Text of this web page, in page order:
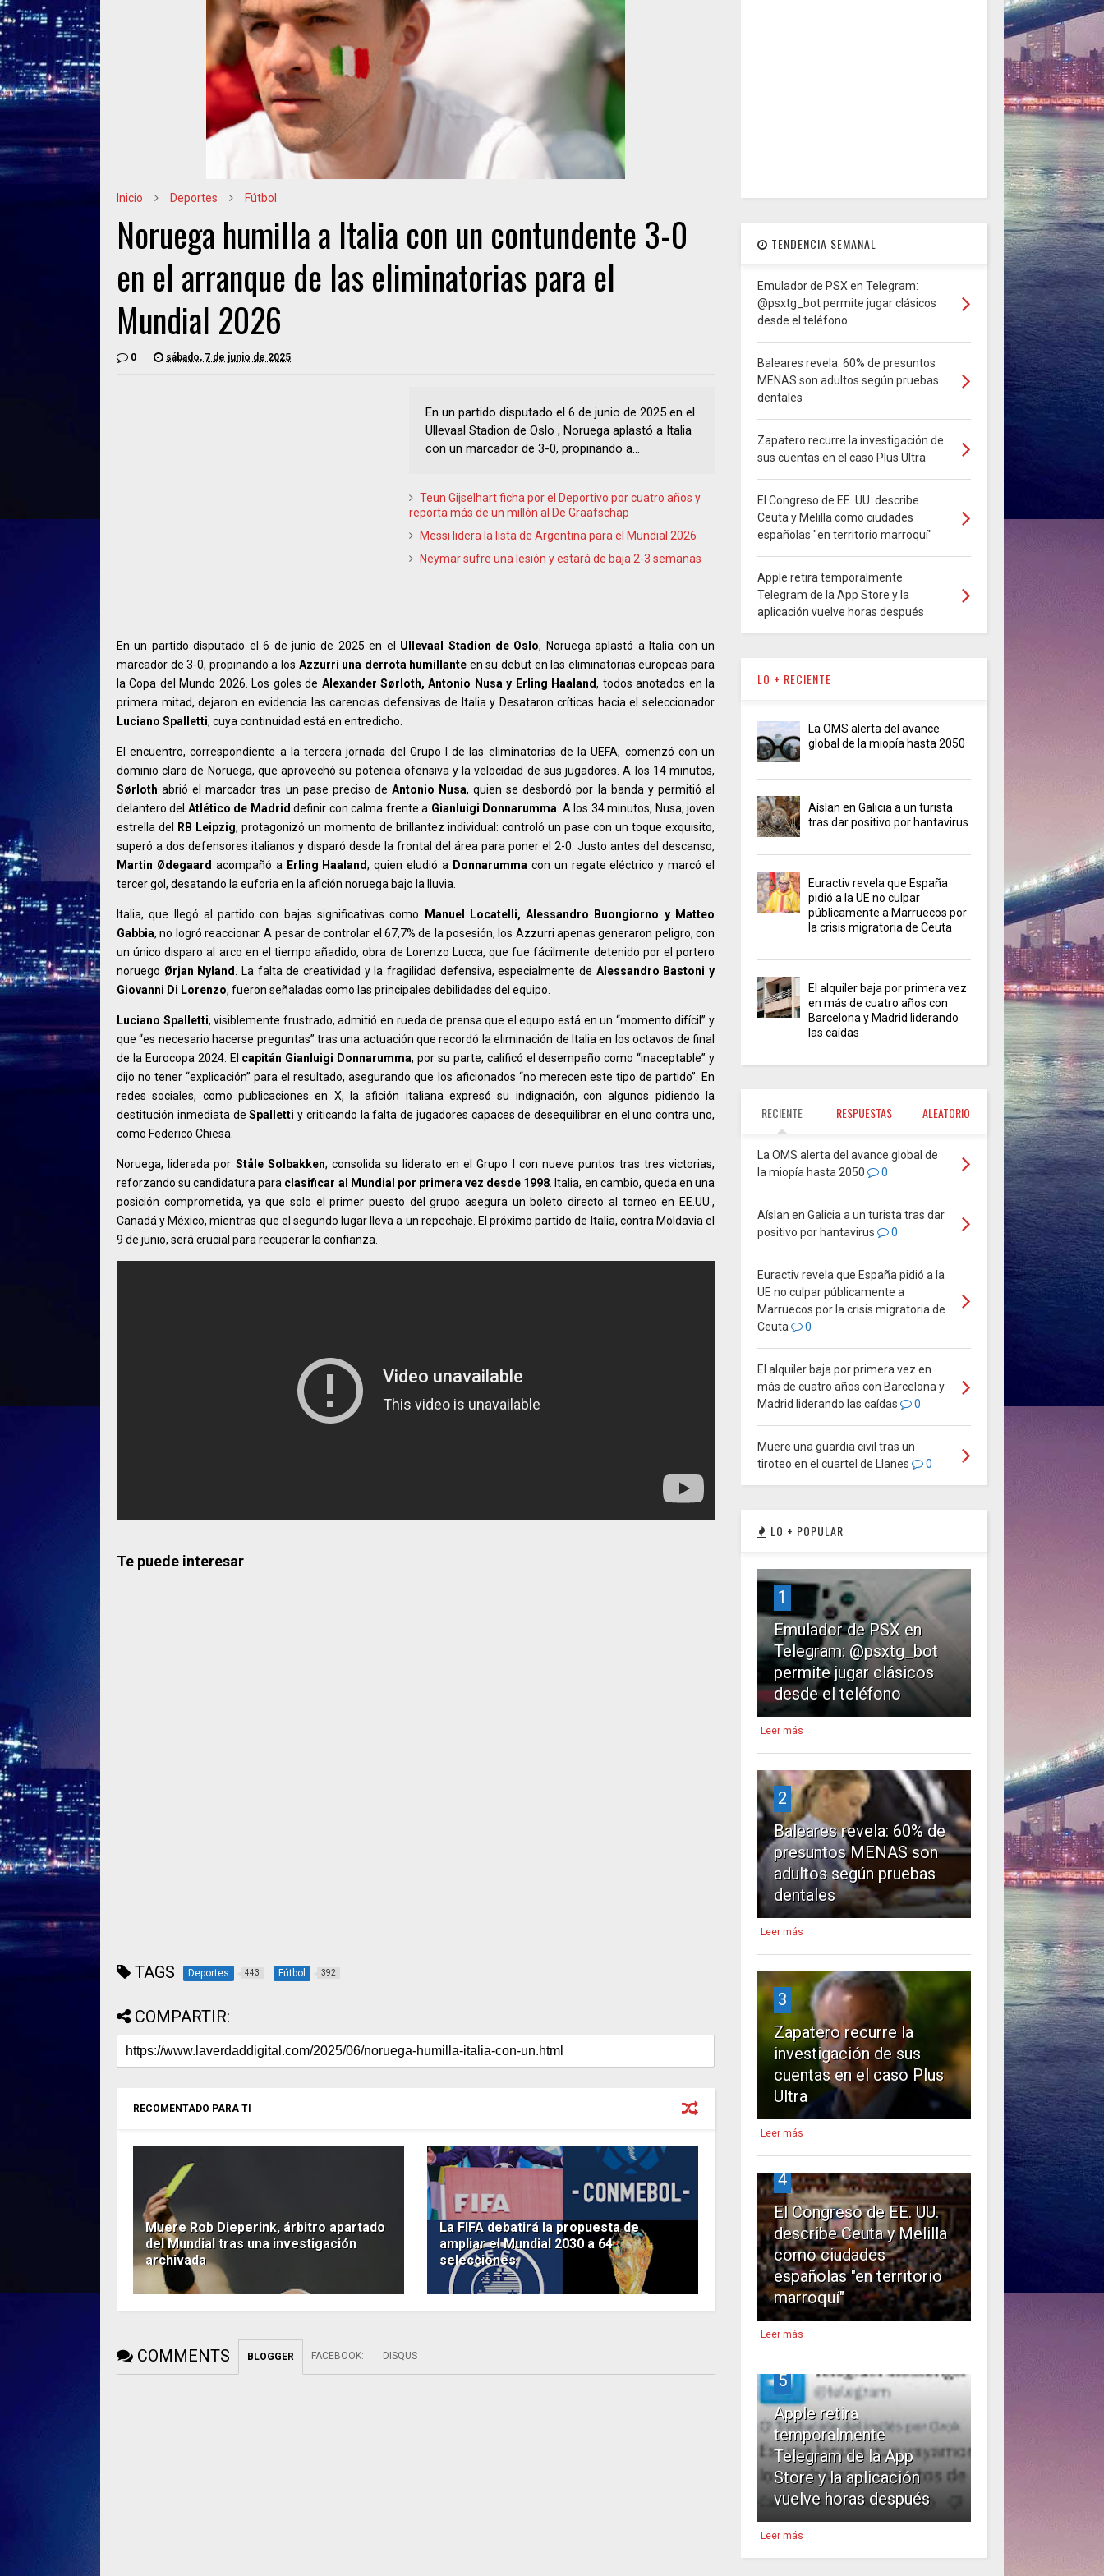
Inicio Deportes Fútbol
Noruega humilla a Italia con un contundente 3-0
en el arranque de las eliminatorias para el
Mundial 2026
0 sábado, 7 de junio de 2025
En un partido disputado el 6 de junio de 2025 en el
Ullevaal Stadion de Oslo , Noruega aplastó a Italia
con un marcador de 3-0, propinando a...
Teun Gijselhart ficha por el Deportivo por cuatro años y
reporta más de un millón al De Graafschap
Messi lidera la lista de Argentina para el Mundial 2026
Neymar sufre una lesión y estará de baja 2-3 semanas
En un partido disputado el 6 de junio de 2025 en el Ullevaal Stadion de Oslo, Noruega aplastó a Italia con un
marcador de 3-0, propinando a los Azzurri una derrota humillante en su debut en las eliminatorias europeas para
la Copa del Mundo 2026. Los goles de Alexander Sørloth, Antonio Nusa y Erling Haaland, todos anotados en la
primera mitad, dejaron en evidencia las carencias defensivas de Italia y Desataron críticas hacia el seleccionador
Luciano Spalletti, cuya continuidad está en entredicho.
El encuentro, correspondiente a la tercera jornada del Grupo I de las eliminatorias de la UEFA, comenzó con un
dominio claro de Noruega, que aprovechó su potencia ofensiva y la velocidad de sus jugadores. A los 14 minutos,
Sørloth abrió el marcador tras un pase preciso de Antonio Nusa, quien se desbordó por la banda y permitió al
delantero del Atlético de Madrid definir con calma frente a Gianluigi Donnarumma . A los 34 minutos, Nusa, joven
estrella del
RB Leipzig, protagonizó un momento de brillantez individual: controló un pase con un toque exquisito,
superó a dos defensores italianos y disparó desde la frontal del área para poner el 2-0. Justo antes del descanso,
Martin Ødegaard acompañó a Erling Haaland, quien eludió a Donnarumma con un regate eléctrico y marcó el
tercer gol, desatando la euforia en la afición noruega bajo la lluvia.
Italia, que llegó al partido con bajas significativas como
Manuel Locatelli, Alessandro Buongiorno y Matteo
Gabbia, no logró reaccionar. A pesar de controlar el 67,7% de la posesión, los Azzurri apenas generaron peligro, con
un único disparo al arco en el tiempo añadido, obra de Lorenzo Lucca, que fue fácilmente detenido por el portero
noruego Ørjan Nyland . La falta de creatividad y la fragilidad defensiva, especialmente de Alessandro Bastoni y
Giovanni Di Lorenzo, fueron señaladas como las principales debilidades del equipo.
Luciano Spalletti, visiblemente frustrado, admitió en rueda de prensa que el equipo está en un “momento difícil” y
que “es necesario hacerse preguntas” tras una actuación que recordó la eliminación de Italia en los octavos de final
de la Eurocopa 2024. El capitán Gianluigi Donnarumma, por su parte, calificó el desempeño como “inaceptable” y
dijo no tener “explicación” para el resultado, asegurando que los aficionados “no merecen este tipo de partido”. En
redes sociales, como publicaciones en X, la afición italiana expresó su indignación, con algunos pidiendo la
destitución inmediata deSpalletti y criticando la falta de jugadores capaces de desequilibrar en el uno contra uno,
como Federico Chiesa.
Noruega, liderada por Ståle Solbakken, consolida su liderato en el Grupo I con nueve puntos tras tres victorias,
reforzando su candidatura para clasificar al Mundial por primera vez desde 1998 . Italia, en cambio, queda en una
posición comprometida, ya que solo el primer puesto del grupo asegura un boleto directo al torneo en EE.UU.,
Canadá y México, mientras que el segundo lugar lleva a un repechaje. El próximo partido de Italia, contra Moldavia el
9 de junio, será crucial para recuperar la confianza.
Te puede interesar
TAGS Deportes 443 Fútbol 392
COMPARTIR:
RECOMENTADO PARA TI
Muere Rob Dieperink, árbitro apartado
del Mundial tras una investigación
archivada
La FIFA debatirá la propuesta de
ampliar el Mundial 2030 a 64
selecciones
COMMENTS BLOGGER FACEBOOK: DISQUS
TENDENCIA SEMANAL
Emulador de PSX en Telegram:
@psxtg_bot permite jugar clásicos
desde el teléfono
Baleares revela: 60% de presuntos
MENAS son adultos según pruebas
dentales
Zapatero recurre la investigación de
sus cuentas en el caso Plus Ultra
El Congreso de EE. UU. describe
Ceuta y Melilla como ciudades
españolas "en territorio marroquí"
Apple retira temporalmente
Telegram de la App Store y la
aplicación vuelve horas después
LO + RECIENTE
La OMS alerta del avance
global de la miopía hasta 2050
Aíslan en Galicia a un turista
tras dar positivo por hantavirus
Euractiv revela que España
pidió a la UE no culpar
públicamente a Marruecos por
la crisis migratoria de Ceuta
El alquiler baja por primera vez
en más de cuatro años con
Barcelona y Madrid liderando
las caídas
RECIENTE RESPUESTAS ALEATORIO
La OMS alerta del avance global de
la miopía hasta 2050
0
Aíslan en Galicia a un turista tras dar
positivo por hantavirus
0
Euractiv revela que España pidió a la
UE no culpar públicamente a
Marruecos por la crisis migratoria de
Ceuta
0
El alquiler baja por primera vez en
más de cuatro años con Barcelona y
Madrid liderando las caídas
0
Muere una guardia civil tras un
tiroteo en el cuartel de Llanes
0
LO + POPULAR
1
Emulador de PSX en
Telegram: @psxtg_bot
permite jugar clásicos
desde el teléfono
Leer más
2
Baleares revela: 60% de
presuntos MENAS son
adultos según pruebas
dentales
Leer más
3
Zapatero recurre la
investigación de sus
cuentas en el caso Plus
Ultra
Leer más
4
El Congreso de EE. UU.
describe Ceuta y Melilla
como ciudades
españolas "en territorio
marroquí"
Leer más
5
Apple retira
temporalmente
Telegram de la App
Store y la aplicación
vuelve horas después
Leer más